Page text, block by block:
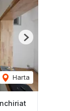
Harta
Next